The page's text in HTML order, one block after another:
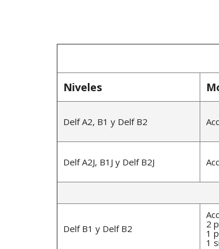
Niveles
Delf A2, B1 y Delf B2
Delf A2J, B1J y Delf B2J
Delf B1 y Delf B2
2
1
1